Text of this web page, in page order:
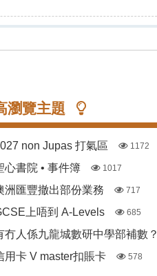
瀏覽主題
non Jupas 打氣區 1172
心書院 • 事件簿 1017
洲匯豐撤出部份業務 717
上唔到 A-Levels 685
冇人係九龍城數研中學部補數？
用卡 V master扣賬卡 578